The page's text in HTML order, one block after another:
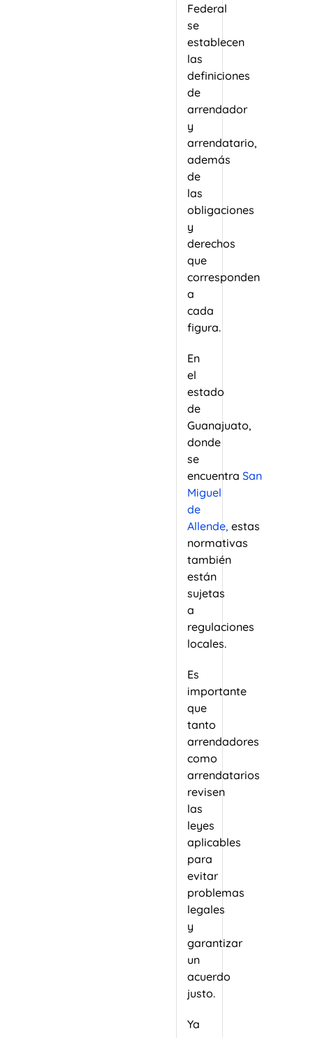
Federal
se
establecen
las
definiciones
de
arrendador
y
arrendatario,
además
de
las
obligaciones
y
derechos
que
corresponden
a
cada
figura.
En
el
estado
de
Guanajuato,
donde
se
encuentra San
Miguel
de
Allende, estas
normativas
también
están
sujetas
a
regulaciones
locales.
Es
importante
que
tanto
arrendadores
como
arrendatarios
revisen
las
leyes
aplicables
para
evitar
problemas
legales
y
garantizar
un
acuerdo
justo.
Ya